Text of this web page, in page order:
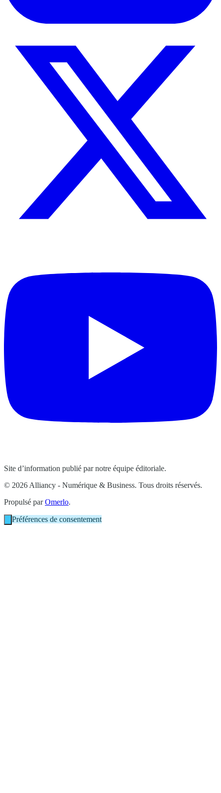
Site d’information publié par notre équipe éditoriale.
© 2026 Alliancy - Numérique & Business. Tous droits réservés.
Propulsé parOmerlo.
Préférences de consentement